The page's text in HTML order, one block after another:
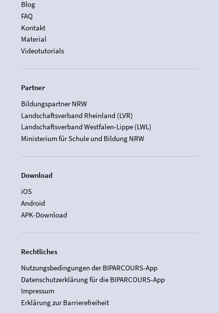
Blog
FAQ
Kontakt
Material
Videotutorials
Partner
Bildungspartner NRW
Landschaftsverband Rheinland (LVR)
Landschaftsverband Westfalen-Lippe (LWL)
Ministerium für Schule und Bildung NRW
Download
iOS
Android
APK-Download
Rechtliches
Nutzungsbedingungen der BIPARCOURS-App
Datenschutzerklärung für die BIPARCOURS-App
Impressum
Erklärung zur Barrierefreiheit